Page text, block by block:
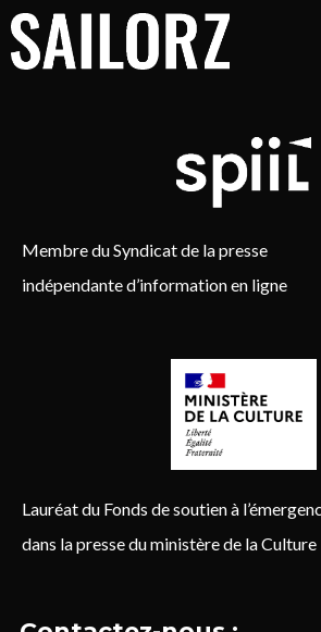
Membre du Syndicat de la presse
indépendante d’information en ligne
Lauréat du Fonds de soutien à
dans la presse du ministère de la Culture